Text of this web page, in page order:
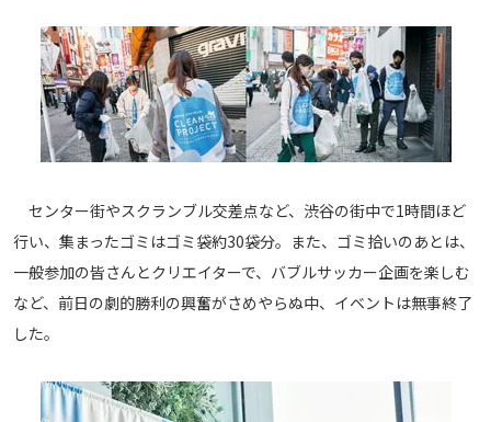
プライバシーポリシー
お問い合わせ
Share
センター街やスクランブル交差点など、渋谷の街中で1時間ほど
行い、集まったゴミはゴミ袋約30袋分。また、ゴミ拾いのあとは、
一般参加の皆さんとクリエイターで、バブルサッカー企画を楽しむ
など、前日の劇的勝利の興奮がさめやらぬ中、イベントは無事終了
した。